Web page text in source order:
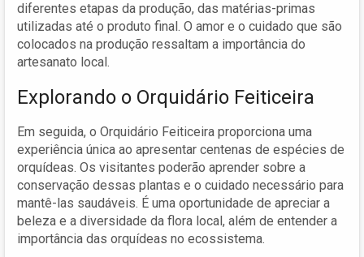
diferentes etapas da produção, das matérias-primas
utilizadas até o produto final. O amor e o cuidado que são
colocados na produção ressaltam a importância do
artesanato local.
Explorando o Orquidário Feiticeira
Em seguida, o Orquidário Feiticeira proporciona uma
experiência única ao apresentar centenas de espécies de
orquídeas. Os visitantes poderão aprender sobre a
conservação dessas plantas e o cuidado necessário para
mantê-las saudáveis. É uma oportunidade de apreciar a
beleza e a diversidade da flora local, além de entender a
importância das orquídeas no ecossistema.